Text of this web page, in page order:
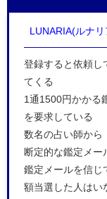
LUNARIA(ルナ
登録すると依頼し
てくる
1通1500円かかる
を要求している
数名の占い師から
断定的な鑑定メー
鑑定メールを信じ
額当選した人はい